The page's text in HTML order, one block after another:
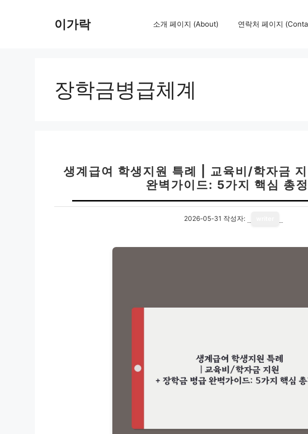
이가락 소개 페이지 (About) 연락처 페이지
장학금병급체계
생계급여 학생지원 특례 | 교육비/학자금
완벽가이드: 5가지 핵심 총정
2026-05-31 작성자: